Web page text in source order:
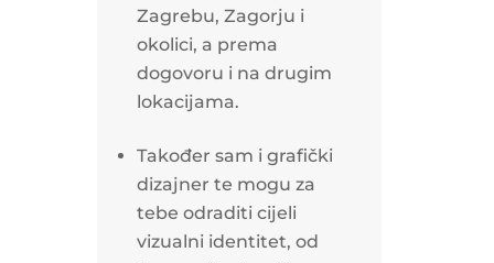
Zagrebu, Zagorju i
okolici, a prema
dogovoru i na drugim
lokacijama.
Također sam i grafički
dizajner te mogu za
tebe odraditi cijeli
vizualni identitet, od